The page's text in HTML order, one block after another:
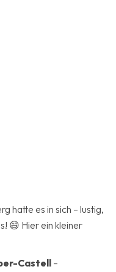
hatte es in sich – lustig,
😄 Hier ein kleiner
Castell –